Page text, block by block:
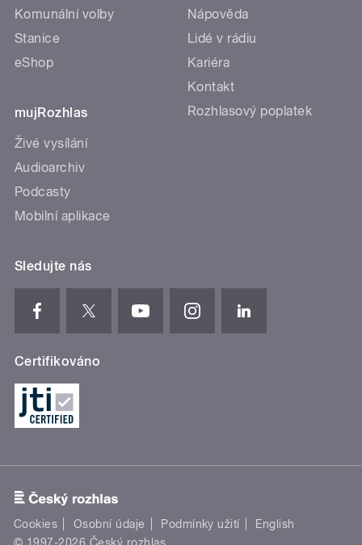
Komunální volby
Stanice
eShop
mujRozhlas
Živé vysílání
Audioarchiv
Podcasty
Mobilní aplikace
Nápověda
Lidé v rádiu
Kariéra
Kontakt
Rozhlasový poplatek
Sledujte nás
Certifikováno
Cookies Osobní údaje Podmínky užití
English